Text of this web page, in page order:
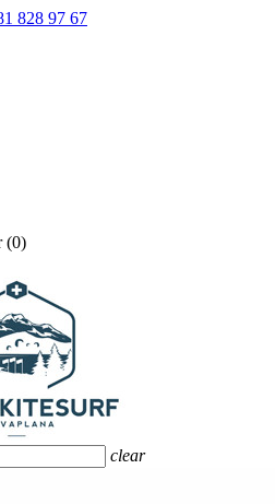
828 97 67
(0)
clear